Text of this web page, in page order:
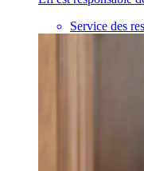
Service des